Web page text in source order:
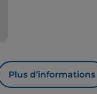
Plus d’informations